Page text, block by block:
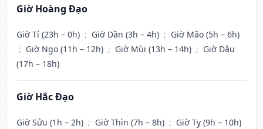
Giờ Hoàng Đạo
Giờ Tí (23h – 0h) ; Giờ Dần (3h – 4h) ; Giờ Mão (5h – 6h)
; Giờ Ngọ (11h – 12h) ; Giờ Mùi (13h – 14h) ; Giờ Dậu
(17h – 18h)
Giờ Hắc Đạo
Giờ Sửu (1h – 2h) ; Giờ Thìn (7h – 8h) ; Giờ Tỵ (9h – 10h)